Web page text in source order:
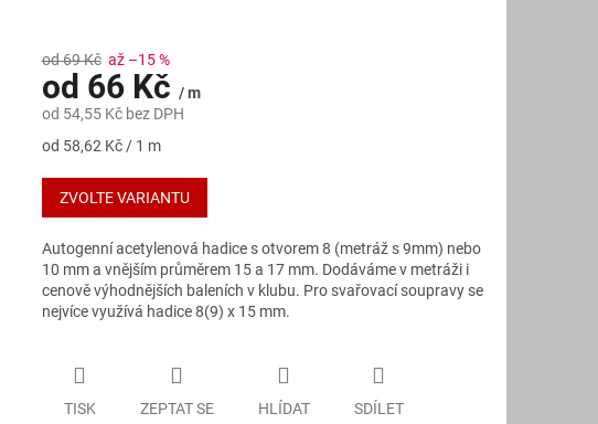
od 69 Kč až –15 %
od 66 Kč / m
od 54,55 Kčbez DPH
Měrná
od 58,62 Kč / 1 m
ZVOLTE VARIANTU
Autogenní acetylenová hadice s otvorem 8 (metráž s 9mm) nebo
10 mm a vnějším průměrem 15 a 17 mm. Dodáváme v metráži i
cenově výhodnějších baleních v klubu. Pro svařovací soupravy se
nejvíce využívá hadice 8(9) x 15 mm.
TISK ZEPTAT SE HLÍDAT SDÍLET